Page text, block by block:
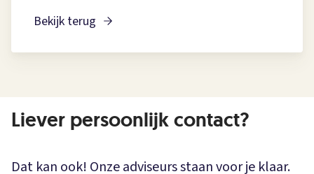
Bekijk terug
Liever persoonlijk contact?
Dat kan ook! Onze adviseurs staan voor je klaar.